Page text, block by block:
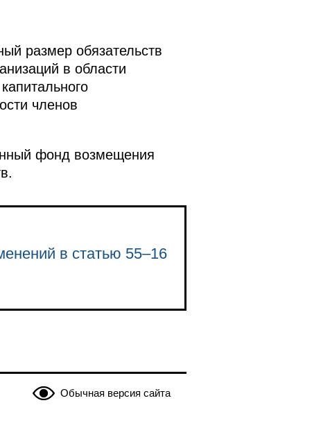
размер обязательств
в области
членов
фонд возмещения
в статью 55–16
Обычная версия сайта